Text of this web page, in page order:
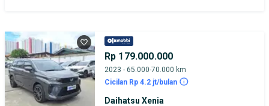
Rp 179.000.000
2023 - 65.000-70.000 km
Cicilan Rp 4.2 jt/bulan
Daihatsu Xenia